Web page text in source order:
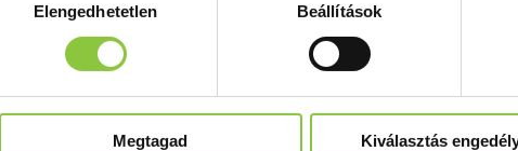
Elengedhetetlen Beállítások
Megtagad Kiválasztás